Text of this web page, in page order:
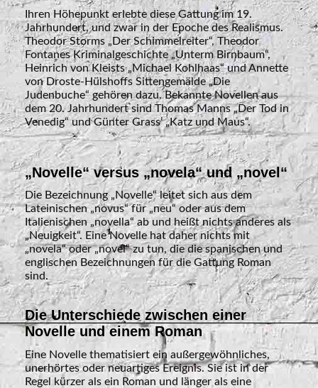
Ihren Höhepunkt erlebte diese Gattung im 19.
Jahrhundert, und zwar in der Epoche des Realismus.
Theodor Storms „Der Schimmelreiter“, Theodor
Fontanes Kriminalgeschichte „Unterm Birnbaum“,
Heinrich von Kleists „Michael Kohlhaas“ und Annette
von Droste-Hülshoffs Sittengemälde „Die
Judenbuche“ gehören dazu. Bekannte Novellen aus
dem 20. Jahrhundert sind Thomas Manns „Der Tod in
Venedig“ und Günter Grass’ „Katz und Maus“.
„Novelle“ versus „novela“ und „novel“
Die Bezeichnung „Novelle“ leitet sich aus dem
Lateinischen „novus“ für „neu“ oder aus dem
Italienischen „novella“ ab und heißt nichts anderes als
„Neuigkeit“. Eine Novelle hat daher nichts mit
„novela“ oder „novel“ zu tun, die die spanischen und
englischen Bezeichnungen für die Gattung Roman
sind.
Die Unterschiede zwischen einer
Novelle und einem Roman
Eine Novelle thematisiert ein außergewöhnliches,
unerhörtes oder neuartiges Ereignis. Sie ist in der
Regel kürzer als ein Roman und länger als eine